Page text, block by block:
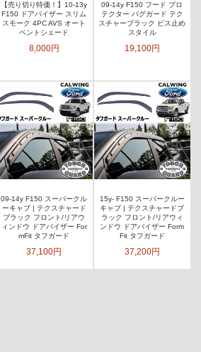
【売り切り特価！】10-13y
F150 ドアバイザー スリム
スモーク 4PC AVS オート
ベントシェード
8,000円
09-14y F150 フード プロ
テクター バグガード テク
スチャーブラック ビス止め
スタイル
19,100円
09-14y F150 スーパークル
ーキャブ | テクスチャード
ブラック フロント/リアウ
ィンドウ ドアバイザー For
mFit タフガード
37,100円
15y- F150 スーパークルー
キャブ | テクスチャードブ
ラック フロント/リアウィ
ンドウ ドアバイザー Form
Fit タフガード
37,200円